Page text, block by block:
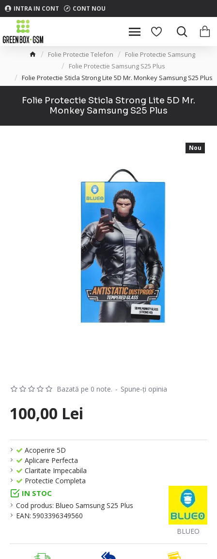
INTRA IN CONT CONT NOU
Folie Protectie Telefon
Folie Protectie Samsung
Folie Protectie Samsung S25 Plus
Folie Protectie Sticla Strong Lite 5D Mr. Monkey Samsung S25 Plus
Folie Protectie Sticla Strong Lite 5D Mr.
Monkey Samsung S25 Plus
Nou
Acoperire 5D
Aplicare Perfecta
Claritate Impecabila
Protectie Completa
IN STOC
Cod produs: Blueo Samsung S25 Plus
EAN: 5903396349560
BLUEO
Bazată pe 0 note. - Spune-ţi opinia
100,00 Lei